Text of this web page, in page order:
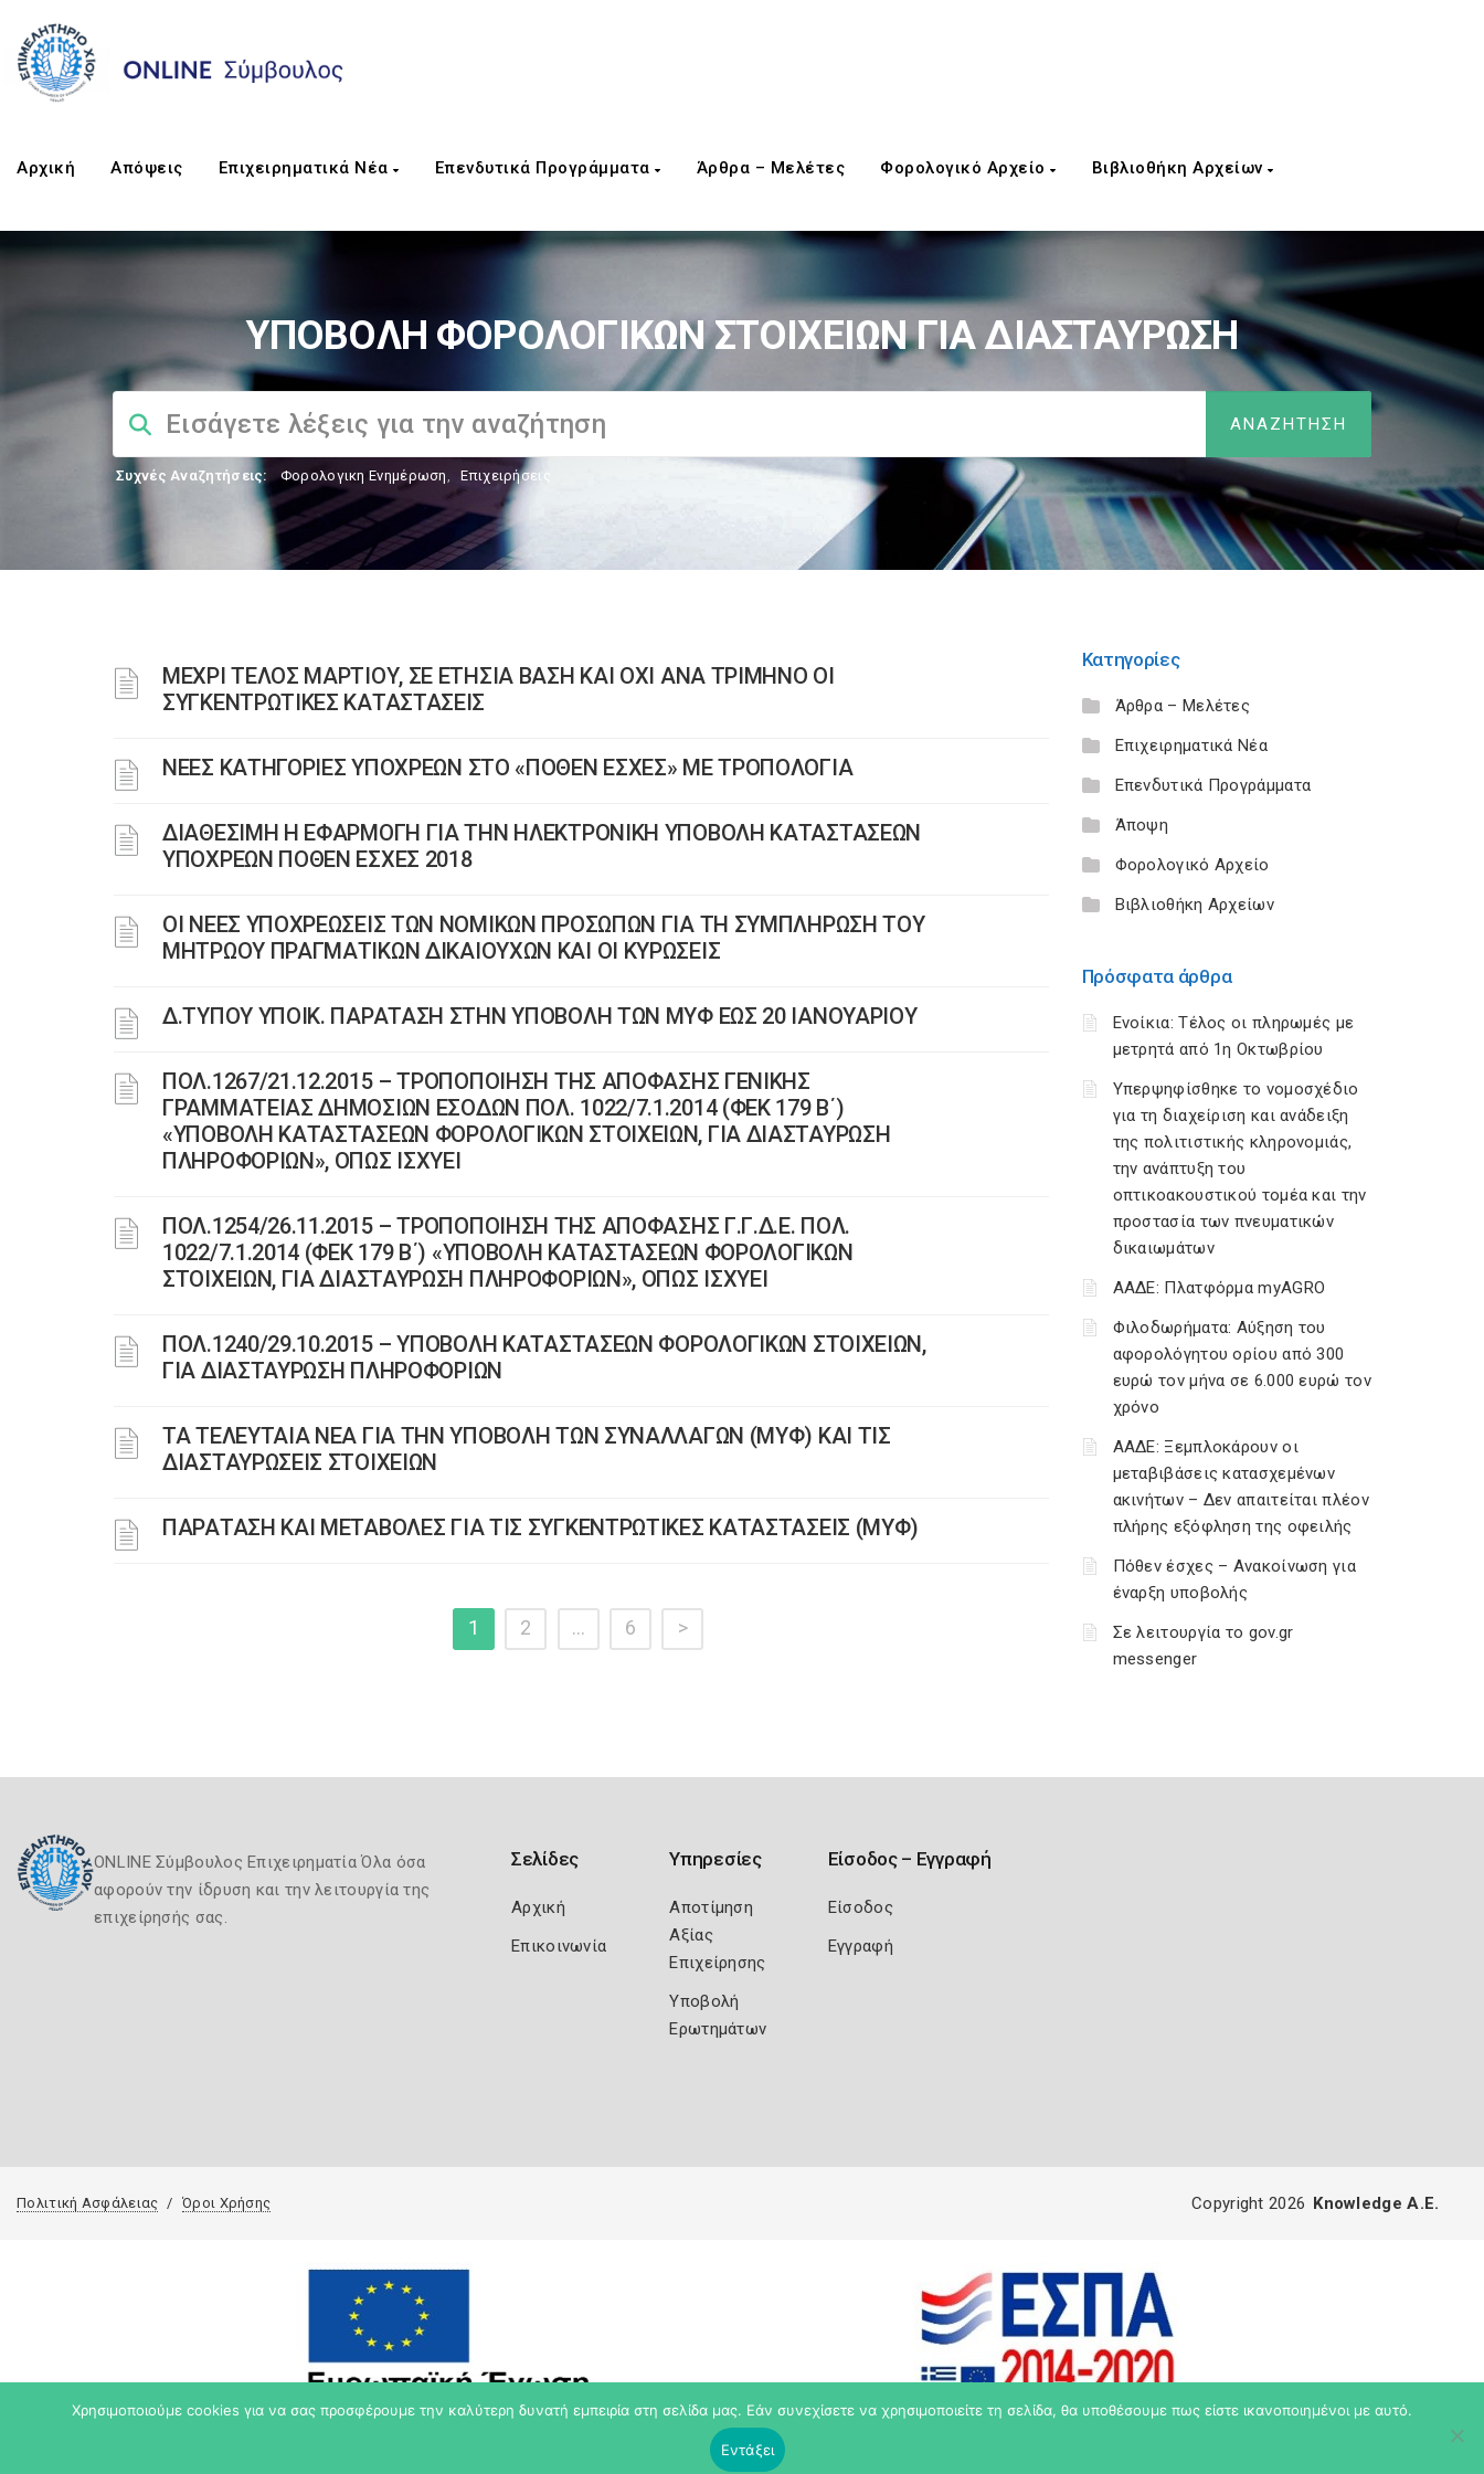
Αρχική Απόψεις Επιχειρηματικά Νέα Επενδυτικά Προγράμματα Άρθρα – Μελέτες Φορολογικό Αρχείο Βιβλιοθήκη Αρχείων
ΥΠΟΒΟΛΗ ΦΟΡΟΛΟΓΙΚΩΝ ΣΤΟΙΧΕΙΩΝ ΓΙΑ ΔΙΑΣΤΑΥΡΩΣΗ
Συχνές Αναζητήσεις: Φορολογικη Ενημέρωση, Επιχειρήσεις
ΜΕΧΡΙ ΤΕΛΟΣ ΜΑΡΤΙΟΥ, ΣΕ ΕΤΗΣΙΑ ΒΑΣΗ ΚΑΙ ΟΧΙ ΑΝΑ ΤΡΙΜΗΝΟ ΟΙ
ΣΥΓΚΕΝΤΡΩΤΙΚΕΣ ΚΑΤΑΣΤΑΣΕΙΣ
ΝΕΕΣ ΚΑΤΗΓΟΡΙΕΣ ΥΠΟΧΡΕΩΝ ΣΤΟ «ΠΟΘΕΝ ΕΣΧΕΣ» ΜΕ ΤΡΟΠΟΛΟΓΙΑ
ΔΙΑΘΕΣΙΜΗ Η ΕΦΑΡΜΟΓΗ ΓΙΑ ΤΗΝ ΗΛΕΚΤΡΟΝΙΚΗ ΥΠΟΒΟΛΗ ΚΑΤΑΣΤΑΣΕΩΝ
ΥΠΟΧΡΕΩΝ ΠΟΘΕΝ ΕΣΧΕΣ 2018
ΟΙ ΝΕΕΣ ΥΠΟΧΡΕΩΣΕΙΣ ΤΩΝ ΝΟΜΙΚΩΝ ΠΡΟΣΩΠΩΝ ΓΙΑ ΤΗ ΣΥΜΠΛΗΡΩΣΗ ΤΟΥ
ΜΗΤΡΩΟΥ ΠΡΑΓΜΑΤΙΚΩΝ ΔΙΚΑΙΟΥΧΩΝ ΚΑΙ ΟΙ ΚΥΡΩΣΕΙΣ
Δ.ΤΥΠΟΥ ΥΠΟΙΚ. ΠΑΡΑΤΑΣΗ ΣΤΗΝ ΥΠΟΒΟΛΗ ΤΩΝ ΜΥΦ ΕΩΣ 20 ΙΑΝΟΥΑΡΙΟΥ
ΠΟΛ.1267/21.12.2015 – ΤΡΟΠΟΠΟΙΗΣΗ ΤΗΣ ΑΠΟΦΑΣΗΣ ΓΕΝΙΚΗΣ
ΓΡΑΜΜΑΤΕΙΑΣ ΔΗΜΟΣΙΩΝ ΕΣΟΔΩΝ ΠΟΛ. 1022/7.1.2014 (ΦΕΚ 179 Β΄)
«ΥΠΟΒΟΛΗ ΚΑΤΑΣΤΑΣΕΩΝ ΦΟΡΟΛΟΓΙΚΩΝ ΣΤΟΙΧΕΙΩΝ, ΓΙΑ ΔΙΑΣΤΑΥΡΩΣΗ
ΠΛΗΡΟΦΟΡΙΩΝ», ΟΠΩΣ ΙΣΧΥΕΙ
ΠΟΛ.1254/26.11.2015 – ΤΡΟΠΟΠΟΙΗΣΗ ΤΗΣ ΑΠΟΦΑΣΗΣ Γ.Γ.Δ.Ε. ΠΟΛ.
1022/7.1.2014 (ΦΕΚ 179 Β΄) «ΥΠΟΒΟΛΗ ΚΑΤΑΣΤΑΣΕΩΝ ΦΟΡΟΛΟΓΙΚΩΝ
ΣΤΟΙΧΕΙΩΝ, ΓΙΑ ΔΙΑΣΤΑΥΡΩΣΗ ΠΛΗΡΟΦΟΡΙΩΝ», ΟΠΩΣ ΙΣΧΥΕΙ
ΠΟΛ.1240/29.10.2015 – ΥΠΟΒΟΛΗ ΚΑΤΑΣΤΑΣΕΩΝ ΦΟΡΟΛΟΓΙΚΩΝ ΣΤΟΙΧΕΙΩΝ,
ΓΙΑ ΔΙΑΣΤΑΥΡΩΣΗ ΠΛΗΡΟΦΟΡΙΩΝ
ΤΑ ΤΕΛΕΥΤΑΙΑ ΝΕΑ ΓΙΑ ΤΗΝ ΥΠΟΒΟΛΗ ΤΩΝ ΣΥΝΑΛΛΑΓΩΝ (ΜΥΦ) ΚΑΙ ΤΙΣ
ΔΙΑΣΤΑΥΡΩΣΕΙΣ ΣΤΟΙΧΕΙΩΝ
ΠΑΡΑΤΑΣΗ ΚΑΙ ΜΕΤΑΒΟΛΕΣ ΓΙΑ ΤΙΣ ΣΥΓΚΕΝΤΡΩΤΙΚΕΣ ΚΑΤΑΣΤΑΣΕΙΣ (ΜΥΦ)
1 2 … 6 >
Κατηγορίες
Άρθρα – Μελέτες
Επιχειρηματικά Νέα
Επενδυτικά Προγράμματα
Άποψη
Φορολογικό Αρχείο
Βιβλιοθήκη Αρχείων
Πρόσφατα άρθρα
Ενοίκια: Τέλος οι πληρωμές με
μετρητά από 1η Οκτωβρίου
Υπερψηφίσθηκε το νομοσχέδιο
για τη διαχείριση και ανάδειξη
της πολιτιστικής κληρονομιάς,
την ανάπτυξη του
οπτικοακουστικού τομέα και την
προστασία των πνευματικών
δικαιωμάτων
ΑΑΔΕ: Πλατφόρμα myAGRO
Φιλοδωρήματα: Αύξηση του
αφορολόγητου ορίου από 300
ευρώ τον μήνα σε 6.000 ευρώ τον
χρόνο
ΑΑΔΕ: Ξεμπλοκάρουν οι
μεταβιβάσεις κατασχεμένων
ακινήτων – Δεν απαιτείται πλέον
πλήρης εξόφληση της οφειλής
Πόθεν έσχες – Ανακοίνωση για
έναρξη υποβολής
Σε λειτουργία το gov.gr
messenger
ONLINE Σύμβουλος Επιχειρηματία Όλα όσα
αφορούν την ίδρυση και την λειτουργία της
επιχείρησής σας.
Σελίδες
Αρχική
Επικοινωνία
Υπηρεσίες
Αποτίμηση
Αξίας
Επιχείρησης
Υποβολή
Ερωτημάτων
Είσοδος – Εγγραφή
Είσοδος
Εγγραφή
Πολιτική Ασφάλειας Όροι Χρήσης Copyright 2026 Knowledge A.E.
Χρησιμοποιούμε cookies για να σας προσφέρουμε την καλύτερη δυνατή εμπειρία στη σελίδα μας. Εάν συνεχίσετε να χρησιμοποιείτε τη σελίδα, θα υποθέσουμε πως είστε ικανοποιημένοι με αυτό.
Εντάξει